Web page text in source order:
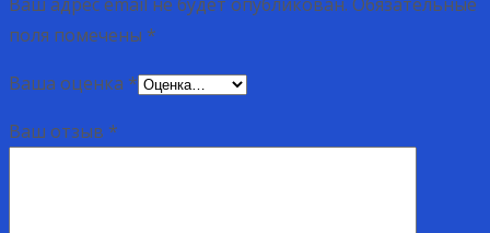
поля помечены *
Ваша оценка *
Ваш отзыв *